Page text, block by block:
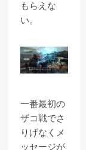
もらえな
い。
一番最初の
ザコ戦でさ
りげなくメ
ッセージが